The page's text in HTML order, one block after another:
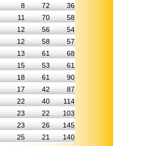
8 72
36
11 70
58
12 56
54
12 58
57
13 61
68
15 53
61
18 61
90
17 42
87
22 40
114
23 22
103
23 26
145
25 21 140